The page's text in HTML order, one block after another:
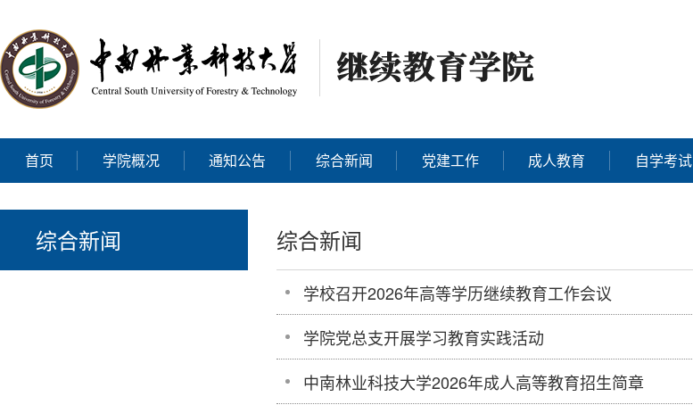
首页 学院概况 通知公告 综合新闻 党建工作 成人教育 自学考试
综合新闻 综合新闻
学校召开2026年高等学历继续教育工作会议
学院党总支开展学习教育实践活动
中南林业科技大学2026年成人高等教育招生简章